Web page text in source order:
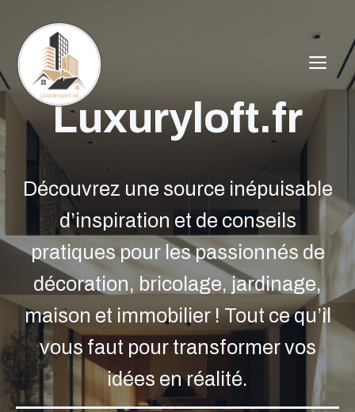
contenu
Luxuryloft.fr
Découvrez une source inépuisable
d’inspiration et de conseils
pratiques pour les passionnés de
décoration, bricolage, jardinage,
maison et immobilier ! Tout ce qu’il
vous faut pour transformer vos
idées en réalité.